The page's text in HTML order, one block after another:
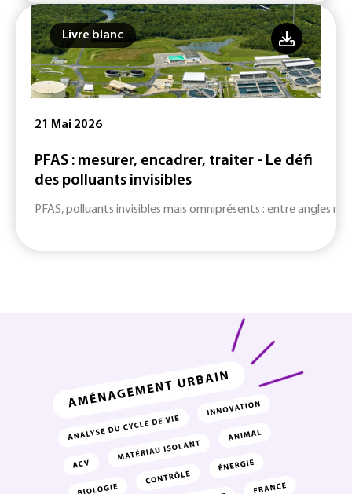
Livre blanc
21 Mai 2026
PFAS : mesurer, encadrer, traiter - Le défi
des polluants invisibles
PFAS, polluants invisibles mais omniprésents : entre angles